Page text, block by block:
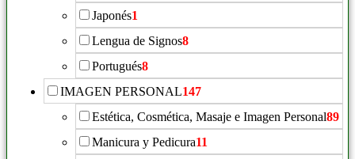
Japonés1
Lengua de Signos8
Portugués8
IMAGEN PERSONAL147
Estética, Cosmética, Masaje e Imagen Personal89
Manicura y Pedicura11